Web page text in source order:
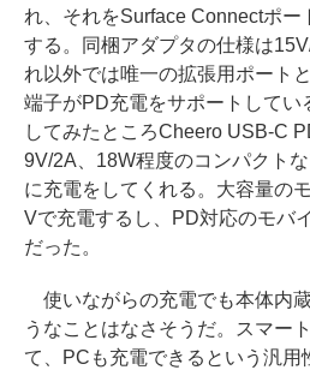
れ、それをSurface Connectポ
する。同梱アダプタの仕様は
れ以外では唯一の拡張用ポート
端子がPD充電をサポートしてい
してみたところCheero USB-C
9V/2A、18W程度のコンパクト
に充電をしてくれる。大容量の
Vで充電するし、PD対応のモバ
だった。
使いながらの充電でも本体内
うなことはなさそうだ。スマー
て、PCも充電できるという汎用